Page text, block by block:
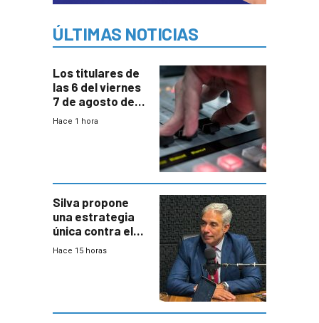
ÚLTIMAS NOTICIAS
Los titulares de
las 6 del viernes
7 de agosto de
2026
Hace 1 hora
Silva propone
una estrategia
única contra el
narcotráfico y
Hace 15 horas